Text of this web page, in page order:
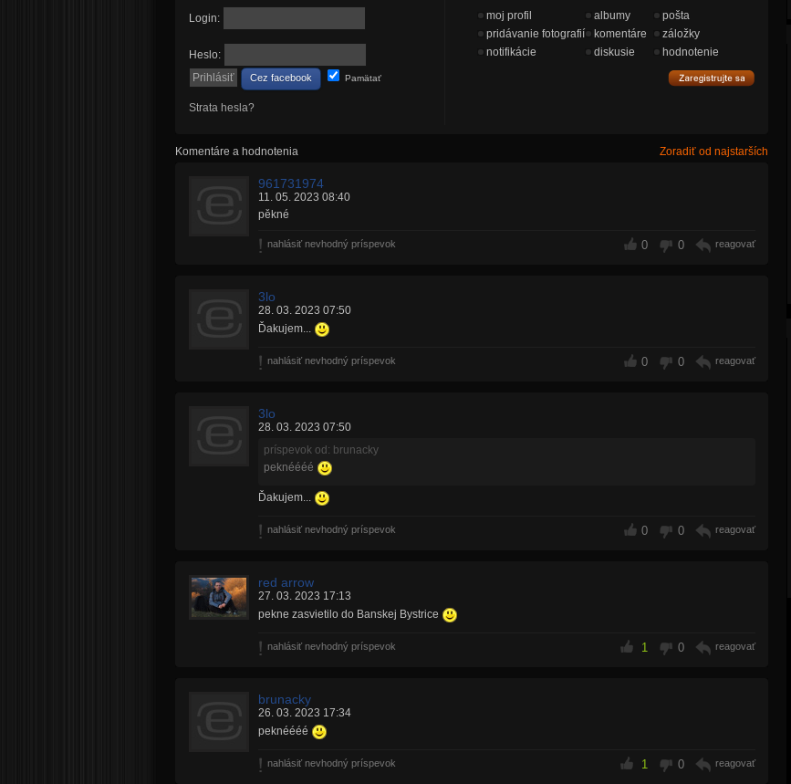
Login:
Heslo:
Cez facebook Pamätať
Strata hesla?
moj profil albumy
pošta
pridávanie fotografií
komentáre
záložky
notifikácie
diskusie hodnotenie
Komentáre a hodnotenia Zoradiť od najstarších
961731974
11. 05. 2023 08:40
pěkné
nahlásiť nevhodný príspevok reagovať
0
0
3lo
28. 03. 2023 07:50
Ďakujem...
nahlásiť nevhodný príspevok reagovať
0
0
3lo
28. 03. 2023 07:50
príspevok od: brunacky
peknéééé
Ďakujem...
nahlásiť nevhodný príspevok reagovať
0
0
red arrow
27. 03. 2023 17:13
pekne zasvietilo do Banskej Bystrice
nahlásiť nevhodný príspevok reagovať
0
1
brunacky
26. 03. 2023 17:34
peknéééé
nahlásiť nevhodný príspevok reagovať
0
1